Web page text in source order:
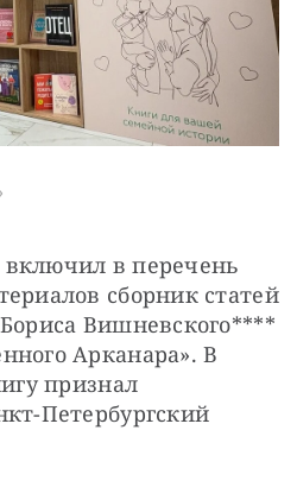
в перечень
сборник статей
Вишневского****
Арканара». В
признал
Петербургский